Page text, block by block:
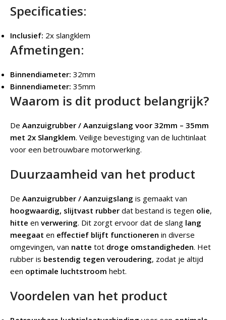
Specificaties:
Inclusief: 2x slangklem
Afmetingen:
Binnendiameter: 32mm
Binnendiameter: 35mm
Waarom is dit product belangrijk?
De Aanzuigrubber / Aanzuigslang voor 32mm – 35mm
met 2x Slangklem. Veilige bevestiging van de luchtinlaat
voor een betrouwbare motorwerking.
Duurzaamheid van het product
De Aanzuigrubber / Aanzuigslang is gemaakt van
hoogwaardig, slijtvast rubber dat bestand is tegen olie,
hitte en verwering. Dit zorgt ervoor dat de slang lang
meegaat en effectief blijft functioneren in diverse
omgevingen, van natte tot droge omstandigheden. Het
rubber is bestendig tegen veroudering, zodat je altijd
een optimale luchtstroom hebt.
Voordelen van het product